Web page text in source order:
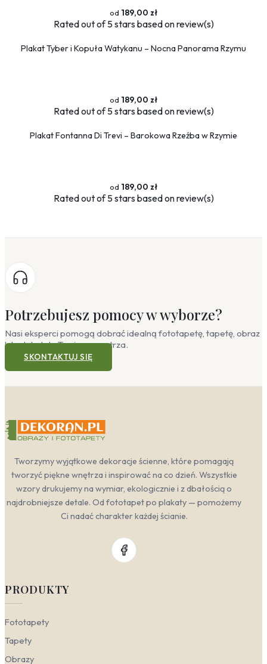
189,00 zł
Ratedout of 5 stars based onreview(s)
Plakat Tyber i Kopuła Watykanu – Nocna Panorama Rzymu
189,00 zł
Ratedout of 5 stars based onreview(s)
Plakat Fontanna Di Trevi – Barokowa Rzeźba w Rzymie
189,00 zł
Ratedout of 5 stars based onreview(s)
Potrzebujesz pomocy w wyborze?
Nasi eksperci pomogą dobrać idealną fototapetę, tapetę, obraz
lub plakat do Twojego wnętrza.
SKONTAKTUJ SIĘ
Tworzymy wyjątkowe dekoracje ścienne, które pomagają
tworzyć piękne wnętrza i inspirować na co dzień. Wszystkie
wzory drukujemy na wymiar, ekologicznie i z dbałością o
najdrobniejsze detale. Od fototapet po plakaty — pomożemy
Ci nadać charakter każdej ścianie.
PRODUKTY
Fototapety
Tapety
Obrazy